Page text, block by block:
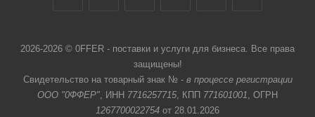
2026-2026 © 0FFER - поставки и услуги для бизнеса. Все права
защищены!
Свидетельство на товарный знак № - в процессе регистрации
ООО "0ФФЕР", ИНН 7716257715, КПП 771601001, ОГРН
1267700022754 от 28.01.2026